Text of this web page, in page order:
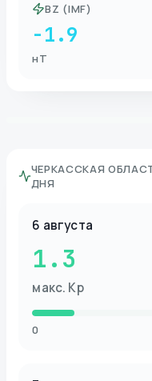
BZ (IMF)
-1.9
нТ
ЧЕРКАССКАЯ
ДНЯ
6 августа
1.3
макс. Kp
0